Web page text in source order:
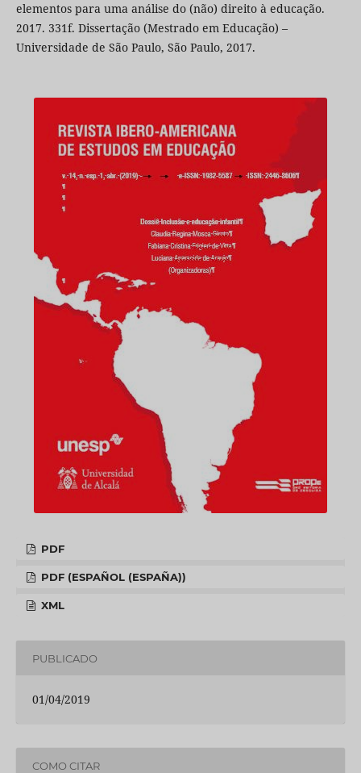
elementos para uma análise do (não) direito à educação.
2017. 331f. Dissertação (Mestrado em Educação) –
Universidade de São Paulo, São Paulo, 2017.
PDF
PDF (ESPAÑOL (ESPAÑA))
XML
PUBLICADO
01/04/2019
COMO CITAR